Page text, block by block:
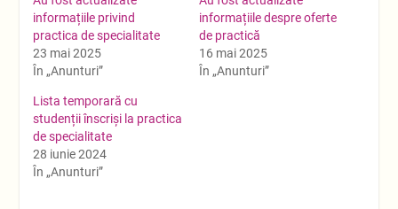
informațiile privind
practica de specialitate
23 mai 2025
În „Anunturi”
informațiile despre oferte
de practică
16 mai 2025
În „Anunturi”
Lista temporară cu
studenții înscriși la practica
de specialitate
28 iunie 2024
În „Anunturi”